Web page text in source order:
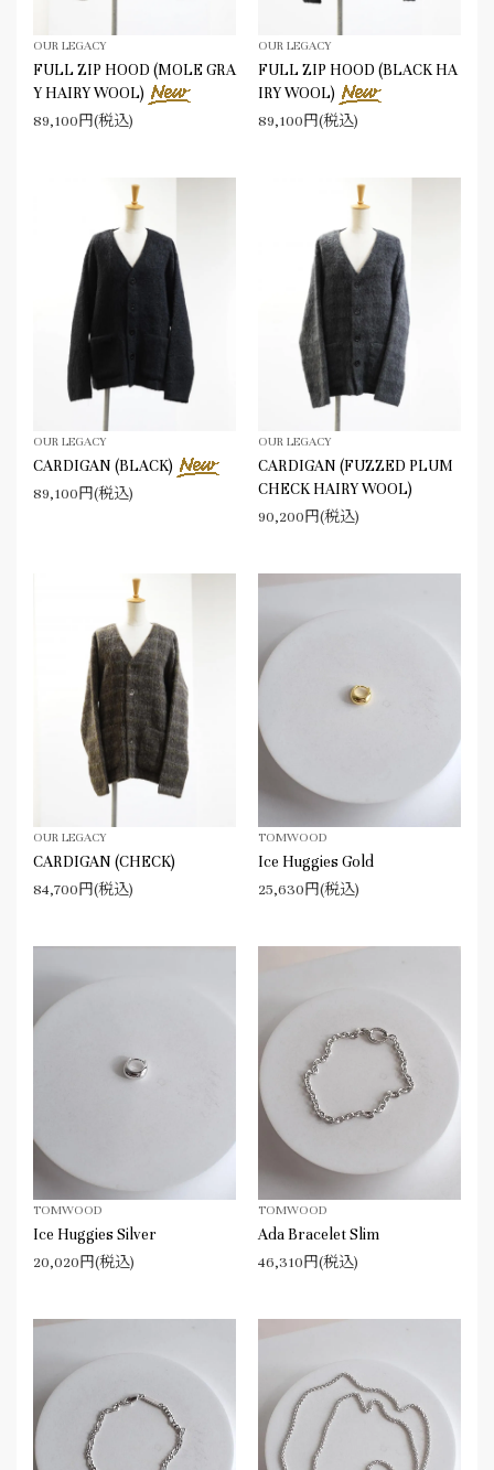
OUR LEGACY
FULL ZIP HOOD (MOLE GRA
Y HAIRY WOOL)
89,100円(税込)
OUR LEGACY
FULL ZIP HOOD (BLACK HA
IRY WOOL)
89,100円(税込)
OUR LEGACY
CARDIGAN (BLACK)
89,100円(税込)
OUR LEGACY
CARDIGAN (FUZZED PLUM
CHECK HAIRY WOOL)
90,200円(税込)
OUR LEGACY
CARDIGAN (CHECK)
84,700円(税込)
TOMWOOD
Ice Huggies Gold
25,630円(税込)
TOMWOOD
Ice Huggies Silver
20,020円(税込)
TOMWOOD
Ada Bracelet Slim
46,310円(税込)